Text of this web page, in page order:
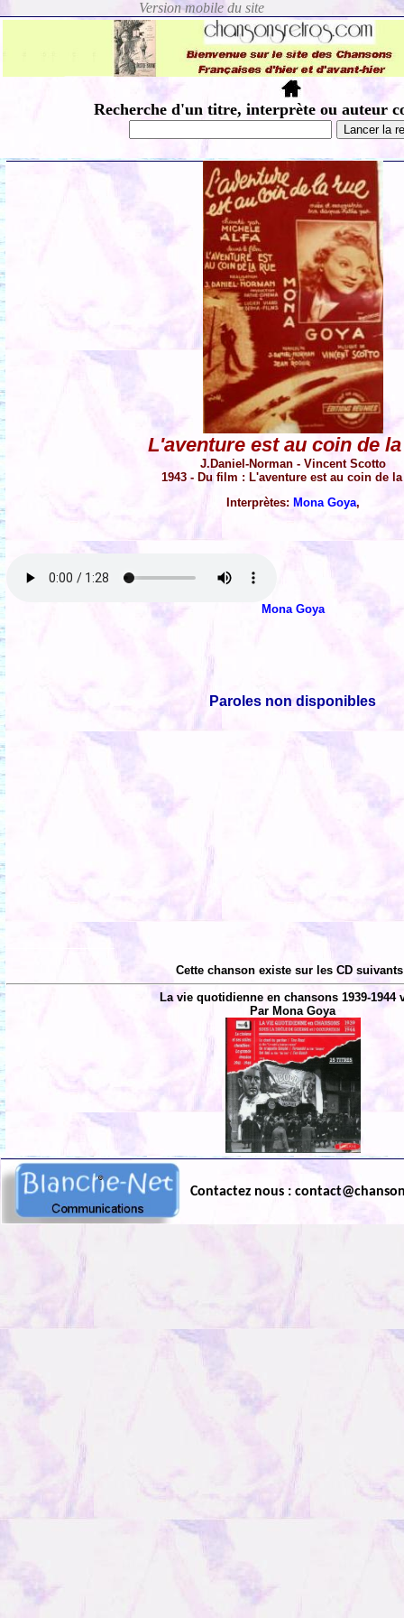
Recherche d'un titre, interprète ou auteur
L'aventure est au coin de
J.Daniel-Norman - Vincent Scotto
1943 - Du film : L'aventure est au coin de
Interprètes: Mona Goya,
Mona Goya
Paroles non disponibles
Cette chanson existe sur les CD
La vie quotidienne en chansons 1939-1944
Par Mona Goya
Contactez nous :